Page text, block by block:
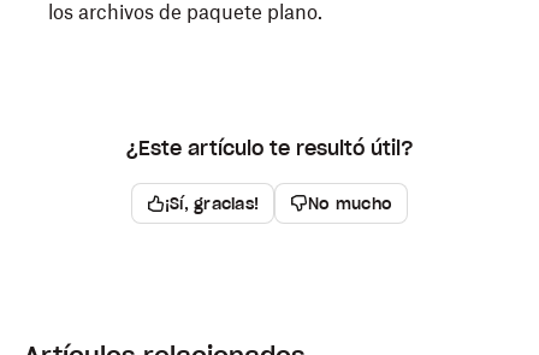
los archivos de paquete plano.
¿Este artículo te resultó útil?
¡Sí, gracias! No mucho